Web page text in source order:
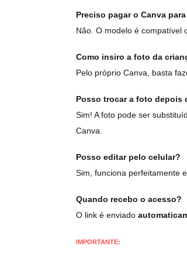
Preciso pagar o Canva
Não. O modelo é compatível
Como insiro a foto da
Pelo próprio Canva, basta
Posso trocar a foto depois
Sim! A foto pode ser
Canva.
Posso editar pelo celular?
Sim, funciona perfeitamente
Quando recebo o acesso?
O link é enviado
IMPORTANTE: